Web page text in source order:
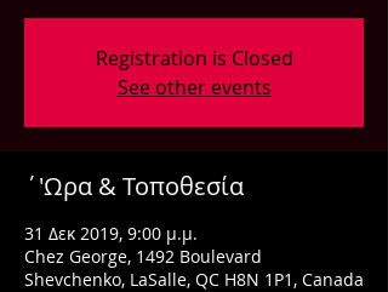
Registration is Closed
See other events
΄'Ωρα & Τοποθεσία
31 Δεκ 2019, 9:00 μ.μ.
Chez George, 1492 Boulevard
Shevchenko, LaSalle, QC H8N 1P1, Canada